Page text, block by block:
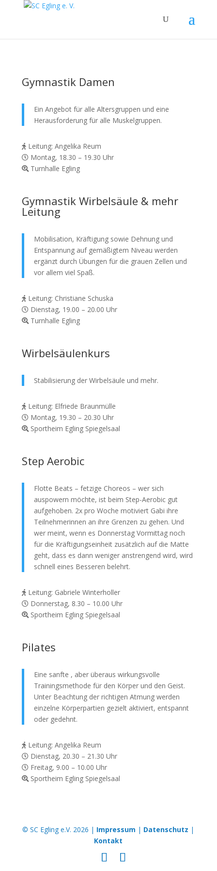
Gymnastik Damen
Ein Angebot für alle Altersgruppen und eine
Herausforderung für alle Muskelgruppen.
Leitung: Angelika Reum
Montag, 18.30 – 19.30 Uhr
Turnhalle Egling
Gymnastik Wirbelsäule & mehr
Leitung
Mobilisation, Kräftigung sowie Dehnung und
Entspannung auf gemäßigtem Niveau werden
ergänzt durch Übungen für die grauen Zellen und
vor allem viel Spaß.
Leitung: Christiane Schuska
Dienstag, 19.00 – 20.00 Uhr
Turnhalle Egling
Wirbelsäulenkurs
Stabilisierung der Wirbelsäule und mehr.
Leitung: Elfriede Braunmülle
Montag, 19.30 – 20.30 Uhr
Sportheim Egling Spiegelsaal
Step Aerobic
Flotte Beats – fetzige Choreos – wer sich
auspowern möchte, ist beim Step-Aerobic gut
aufgehoben. 2x pro Woche motiviert Gabi ihre
Teilnehmerinnen an ihre Grenzen zu gehen. Und
wer meint, wenn es Donnerstag Vormittag noch
für die Kräftigungseinheit zusätzlich auf die Matte
geht, dass es dann weniger anstrengend wird, wird
schnell eines Besseren belehrt.
Leitung: Gabriele Winterholler
Donnerstag, 8.30 – 10.00 Uhr
Sportheim Egling Spiegelsaal
Pilates
Eine sanfte , aber überaus wirkungsvolle
Trainingsmethode für den Körper und den Geist.
Unter Beachtung der richtigen Atmung werden
einzelne Körperpartien gezielt aktiviert, entspannt
oder gedehnt.
Leitung: Angelika Reum
Dienstag, 20.30 – 21.30 Uhr
Freitag, 9.00 – 10.00 Uhr
Sportheim Egling Spiegelsaal
© SC Egling e.V. 2026 | Impressum | Datenschutz |
Kontakt